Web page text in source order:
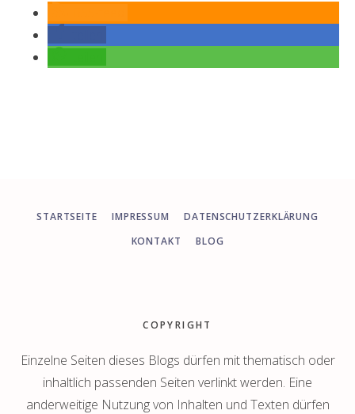
STARTSEITE IMPRESSUM
DATENSCHUTZERKLÄRUNG
KONTAKT
BLOG
COPYRIGHT
Einzelne Seiten dieses Blogs dürfen mit thematisch oder
inhaltlich passenden Seiten verlinkt werden. Eine
anderweitige Nutzung von Inhalten und Texten dürfen